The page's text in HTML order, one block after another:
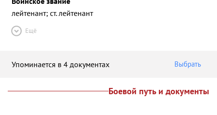
лейтенант; ст. лейтенант
Ещё
Упоминается в 4 документах Выбрать
Боевой путь и документы